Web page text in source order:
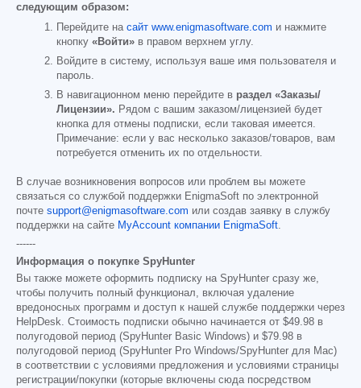
следующим образом:
Перейдите на сайт www.enigmasoftware.com и нажмите
кнопку «Войти» в правом верхнем углу.
Войдите в систему, используя ваше имя пользователя и
пароль.
В навигационном меню перейдите в раздел «Заказы/
Лицензии». Рядом с вашим заказом/лицензией будет
кнопка для отмены подписки, если таковая имеется.
Примечание: если у вас несколько заказов/товаров, вам
потребуется отменить их по отдельности.
В случае возникновения вопросов или проблем вы можете
связаться со службой поддержки EnigmaSoft по электронной
почте support@enigmasoftware.com или создав заявку в службу
поддержки на сайте MyAccount компании EnigmaSoft.
------
Информация о покупке SpyHunter
Вы также можете оформить подписку на SpyHunter сразу же,
чтобы получить полный функционал, включая удаление
вредоносных программ и доступ к нашей службе поддержки через
HelpDesk. Стоимость подписки обычно начинается от $49.98 в
полугодовой период (SpyHunter Basic Windows) и $79.98 в
полугодовой период (SpyHunter Pro Windows/SpyHunter для Mac)
в соответствии с условиями предложения и условиями страницы
регистрации/покупки (которые включены сюда посредством